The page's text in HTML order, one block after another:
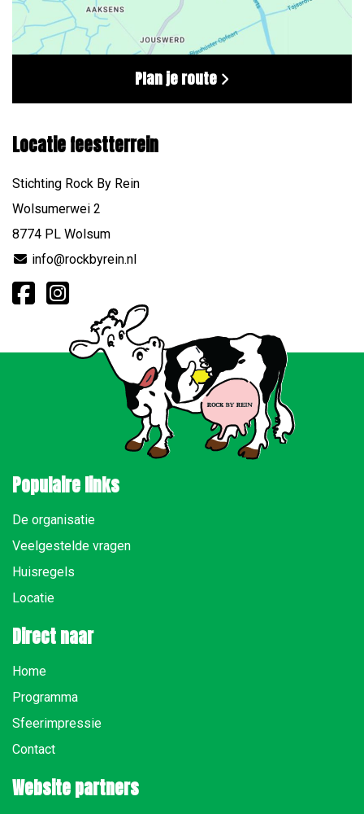
Plan je route
Locatie feestterrein
Stichting Rock By Rein
Wolsumerwei 2
8774 PL Wolsum
info@rockbyrein.nl
Populaire links
De organisatie
Veelgestelde vragen
Huisregels
Locatie
Direct naar
Home
Programma
Sfeerimpressie
Contact
Website partners